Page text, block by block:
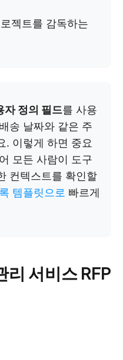
젝트를 감독하는
자 정의 필드를 사용
송 날짜와 같은 주
. 이렇게 하면 중요
모든 사람이 도구
컨텍스트를 확인할
템플릿으로 빠르게
서비스 RFP